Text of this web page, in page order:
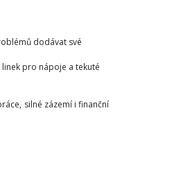
dodávat své
pro nápoje a tekuté
silné zázemí i finanční